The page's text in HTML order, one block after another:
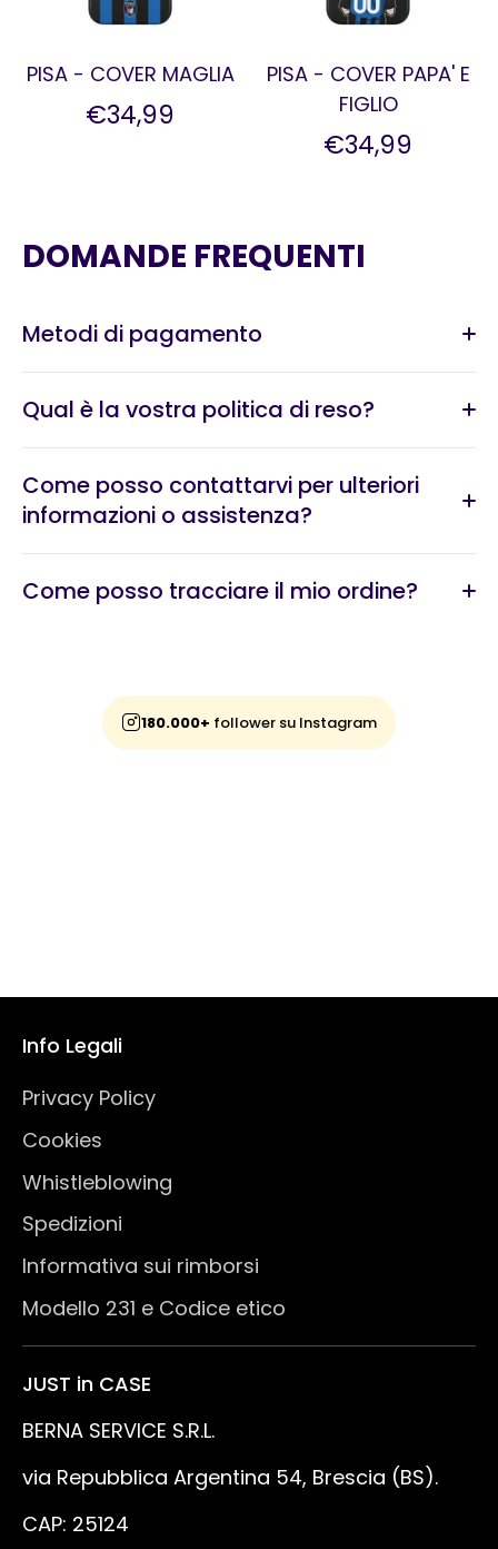
PISA - COVER MAGLIA
€34,99
PISA - COVER PAPA' E
FIGLIO
€34,99
DOMANDE FREQUENTI
Metodi di pagamento
Qual è la vostra politica di reso?
Come posso contattarvi per ulteriori
informazioni o assistenza?
Come posso tracciare il mio ordine?
180.000+ follower su Instagram
Info Legali
Privacy Policy
Cookies
Whistleblowing
Spedizioni
Informativa sui rimborsi
Modello 231 e Codice etico
JUST in CASE
BERNA SERVICE S.R.L.
via Repubblica Argentina 54, Brescia (BS).
CAP: 25124